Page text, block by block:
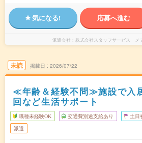
気になる! 応募へ進む
派遣会社 株式会社スタッフサービス メ
未読 掲載日 2026/07/22
≪年齢＆経験不問≫施設で入
回など生活サポート
職種未経験OK 交通費別途支給あり 土日
派遣